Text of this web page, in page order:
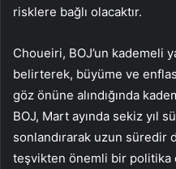
risklere bağlı olacaktır.
Choueiri, BOJ’un kademeli
belirterek, büyüme ve
göz önüne alındığında
BOJ, Mart ayında sekiz yıl
sonlandırarak uzun süredir
teşvikten önemli bir